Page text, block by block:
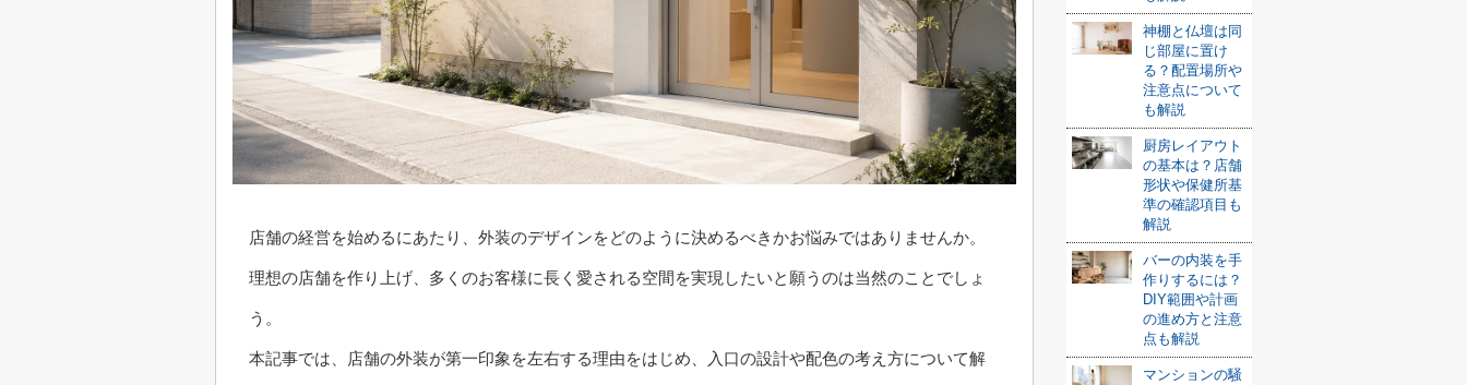
店舗の経営を始めるにあたり、外装のデザインをどのように決めるべきかお悩みではありませんか。
理想の店舗を作り上げ、多くのお客様に長く愛される空間を実現したいと願うのは当然のことでしょ
う。
本記事では、店舗の外装が第一印象を左右する理由をはじめ、入口の設計や配色の考え方について解
神棚と仏壇は同
じ部屋に置け
る？配置場所や
注意点について
も解説
厨房レイアウト
の基本は？店舗
形状や保健所基
準の確認項目も
解説
バーの内装を手
作りするには？
DIY範囲や計画
の進め方と注意
点も解説
マンションの騒